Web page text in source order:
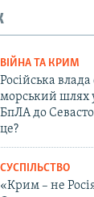
ВІЙНА ТА КРИМ
Російська
морський шлях
БпЛА до
це?
СУСПІЛЬСТВО
«Крим – не